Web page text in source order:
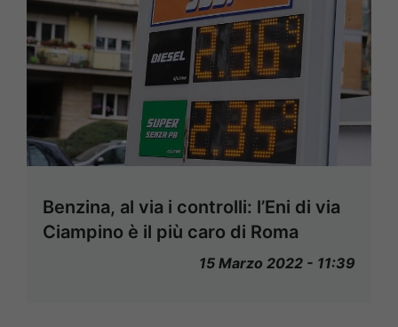
Benzina, al via i controlli: l’Eni di via
Ciampino è il più caro di Roma
15 Marzo 2022 - 11:39